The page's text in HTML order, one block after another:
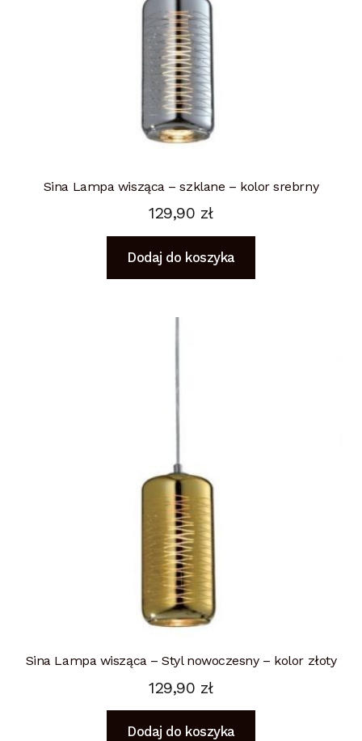
Sina Lampa wisząca – szklane – kolor srebrny
129,90 zł
Dodaj do koszyka
Sina Lampa wisząca – Styl nowoczesny – kolor złoty
129,90 zł
Dodaj do koszyka